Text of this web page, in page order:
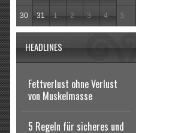
30 31 1 2 3 4 5
HEADLINES
Fettverlust ohne Verlust
von Muskelmasse
5 Regeln für sicheres und